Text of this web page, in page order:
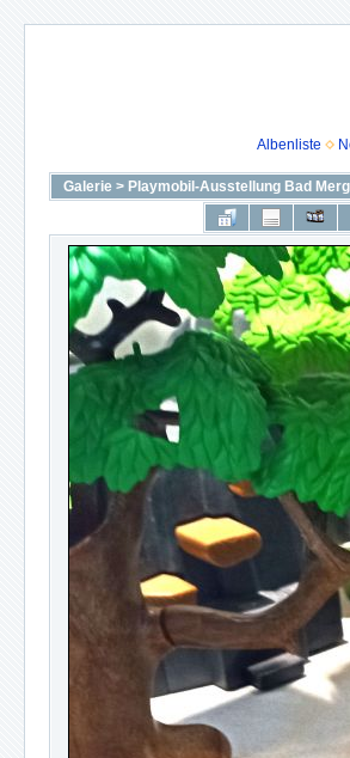
Albenliste
Galerie > Playmobil-Ausstellung Bad